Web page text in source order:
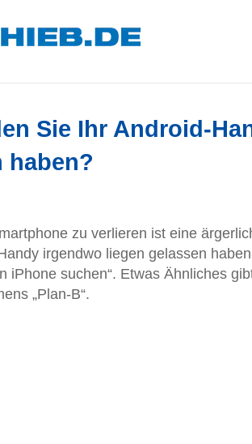
Sie Ihr Android-
haben?
zu verlieren ist eine
irgendwo liegen gelassen
iPhone suchen“. Etwas Ähnliches
„Plan-B“.